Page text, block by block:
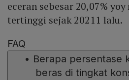
eceran sebesar 20,07%
tertinggi sejak 20211 lalu.
FAQ
• Berapa persentase
beras di tingkat